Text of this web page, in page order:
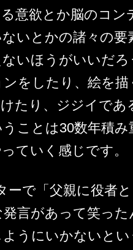
意欲とか脳のコ
いとかの諸々の
いほうがいいだ
をしたり、絵を
たり、ジジイで
ことは30数年積
ていく感じです。
で「父親に役者
言があって笑っ
うにいかないと